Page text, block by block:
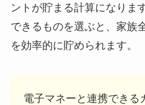
ントが貯まる計算になりま
できるものを選ぶと、家族
を効率的に貯められます。
電子マネーと連携できる